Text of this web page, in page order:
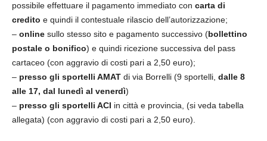
possibile effettuare il pagamento immediato con carta di
credito e quindi il contestuale rilascio dell’autorizzazione;
– online sullo stesso sito e pagamento successivo (bollettino
postale o bonifico) e quindi ricezione successiva del pass
cartaceo (con aggravio di costi pari a 2,50 euro);
– presso gli sportelli AMAT di via Borrelli (9 sportelli, dalle 8
alle 17, dal lunedì al venerdì)
– presso gli sportelli ACI in città e provincia, (si veda tabella
allegata) (con aggravio di costi pari a 2,50 euro).